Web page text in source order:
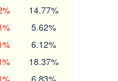
14.77%
5.62%
6.12%
18.37%
6.83%